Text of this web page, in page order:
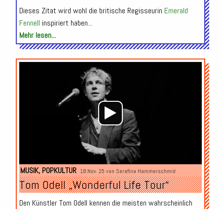
Dieses Zitat wird wohl die britische Regisseurin Emerald
Fennell inspiriert haben...
Mehr lesen...
Audio-
Player
MUSIK, POPKULTUR 18.Nov. 25 von Serafina Hammerschmid
Tom Odell „Wonderful Life Tour“
Den Künstler Tom Odell kennen die meisten wahrscheinlich